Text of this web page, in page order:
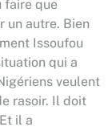
faire que
un autre. Bien
Issoufou
qui a
veulent
rasoir. Il doit
il a